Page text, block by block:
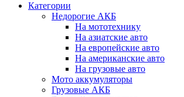
Категории
Недорогие АКБ
На мототехнику
На азиатские авто
На европейские авто
На американские авто
На грузовые авто
Мото аккумуляторы
Грузовые АКБ